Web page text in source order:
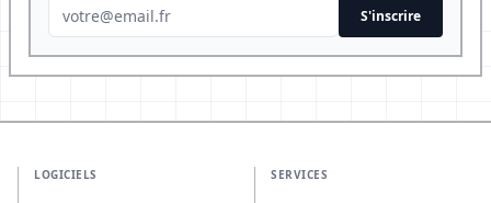
S'inscrire
LOGICIELS SERVICES